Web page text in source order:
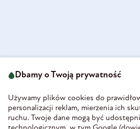
58-160 Świebodzice
REGON 890213034
INFORMACJE
Dbamy o Twoją prywatność
Używamy plików cookies do
personalizacji reklam, mierzenia ich
ruchu. Twoje dane mogą być